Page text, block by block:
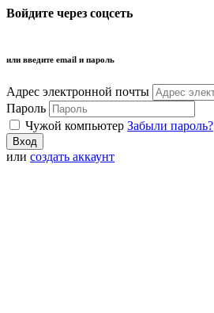
Войдите через соцсеть
или введите email и пароль
Адрес электронной почты
Пароль
Чужой компьютер Забыли пароль?
или создать аккаунт